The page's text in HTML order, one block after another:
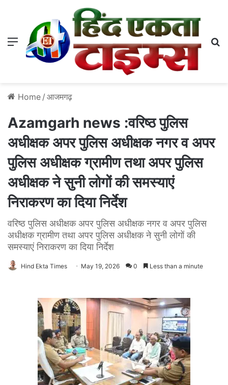
Menu
Home / आजमगढ़
Azamgarh news :वरिष्ठ पुलिस
अधीक्षक अपर पुलिस अधीक्षक नगर व अपर
पुलिस अधीक्षक ग्रामीण तथा अपर पुलिस
अधीक्षक ने सुनी लोगों की समस्याएं
निराकरण का दिया निर्देश
वरिष्ठ पुलिस अधीक्षक अपर पुलिस अधीक्षक नगर व अपर पुलिस
अधीक्षक ग्रामीण तथा अपर पुलिस अधीक्षक ने सुनी लोगों की
समस्याएं निराकरण का दिया निर्देश
Hind Ekta Times May 19, 2026 0 Less than a minute